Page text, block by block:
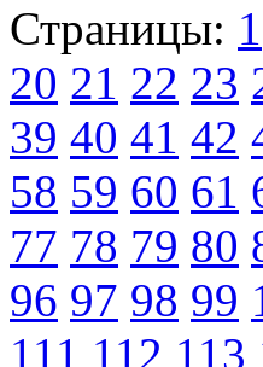
Страницы: 1
20 21 22 23
39 40 41 42
58 59 60 61
77 78 79 80
96 97 98 99
111 112 113